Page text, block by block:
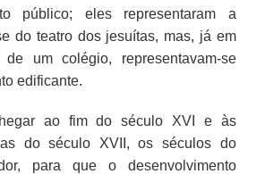
público; eles representaram a
do teatro dos jesuítas, mas, já em
um colégio, representavam-se
edificante.
ao fim do século XVI e às
do século XVII, os séculos do
para que o desenvolvimento